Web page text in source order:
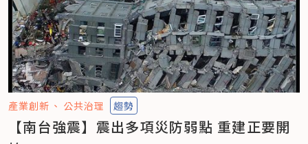
產業創新 公共治理 趨勢
【南台強震】震出多項災防弱點 重建正要開